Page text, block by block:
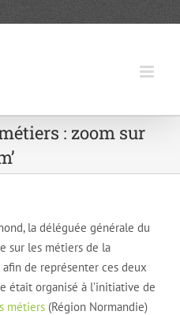
: zoom sur
la déléguée générale du
sur les métiers de la
de représenter ces deux
était organisé à l’initiative de
métiers (Région Normandie)